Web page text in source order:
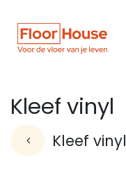
Kleef vinyl
Kleef vinyl